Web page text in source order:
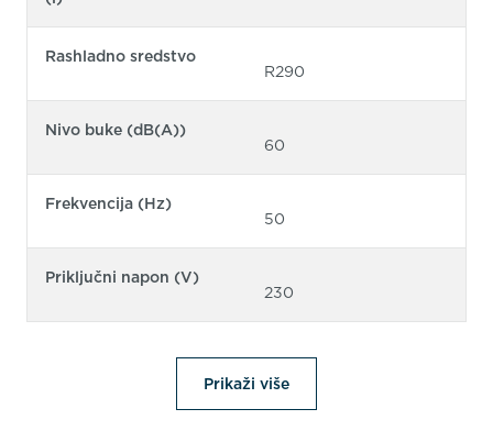
Rashladno sredstvo
R290
Nivo buke (dB(A))
60
Frekvencija (Hz)
50
Priključni napon (V)
230
Prikaži više